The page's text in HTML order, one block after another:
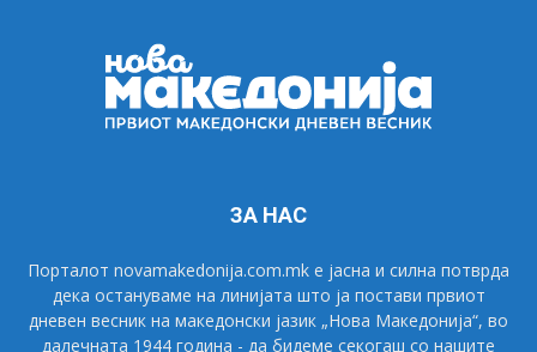
ЗА НАС
Порталот novamakedonija.com.mk е јасна и силна потврда
дека остануваме на линијата што ја постави првиот
дневен весник на македонски јазик „Нова Македонија“, во
далечната 1944 година - да бидеме секогаш со нашите